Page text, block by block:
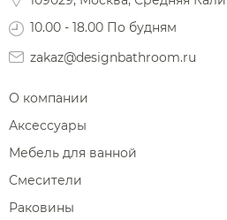
10.00 - 18.00 По будням
zakaz@designbathroom.ru
О компании
Аксессуары
Мебель для ванной
Смесители
Раковины